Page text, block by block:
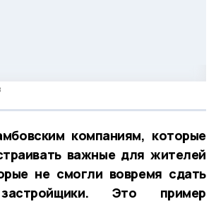
компаниям, которые
важные для жителей
не смогли вовремя сдать
Это пример